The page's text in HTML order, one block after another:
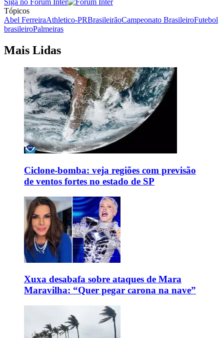
Siga no Forum Inter
Tópicos
Abel FerreiraAthletico-PRBrasileirãoCampeonato BrasileiroFutebol
brasileiroPalmeiras
Mais Lidas
Ciclone-bomba: veja regiões com previsão
de ventos fortes no estado de SP
Xuxa desabafa sobre ataques de Mara
Maravilha: “Quer pegar carona na nave”